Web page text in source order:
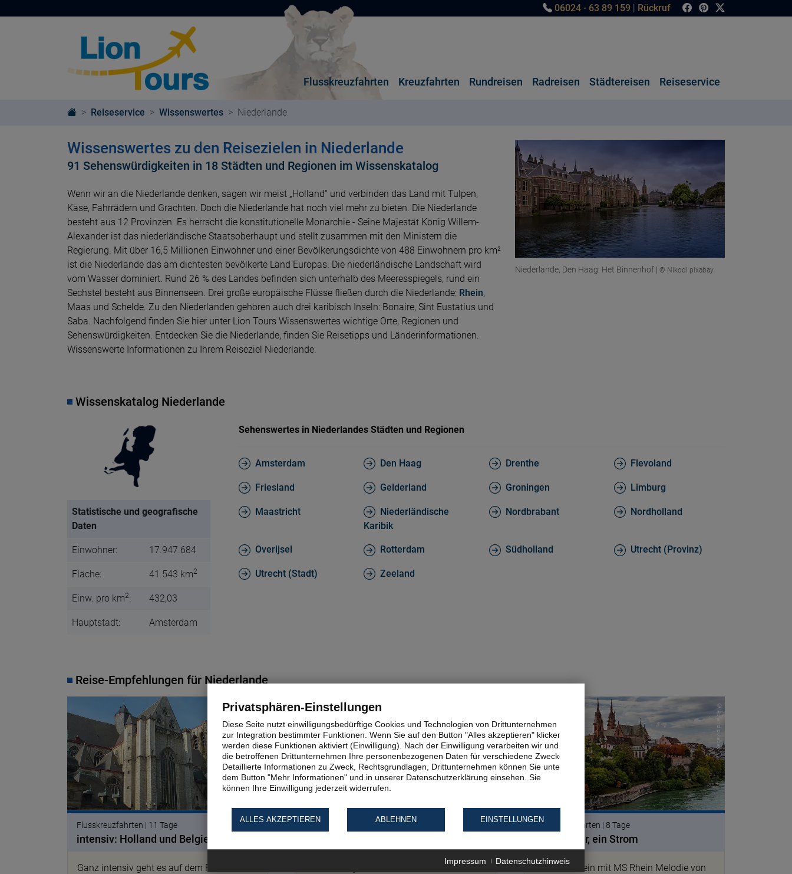
06024 - 63 89 159 | Rückruf
Flusskreuzfahrten Kreuzfahrten Rundreisen Radreisen Städtereisen Reiseservice
Reiseservice Wissenswertes Niederlande
Wissenswertes zu den Reisezielen in Niederlande
91 Sehenswürdigkeiten in 18 Städten und Regionen im Wissenskatalog
Wenn wir an die Niederlande denken, sagen wir meist „Holland“ und verbinden das Land mit Tulpen,
Käse, Fahrrädern und Grachten. Doch die Niederlande hat noch viel mehr zu bieten. Die Niederlande
besteht aus 12 Provinzen. Es herrscht die konstitutionelle Monarchie - Seine Majestät König Willem-
Alexander ist das niederländische Staatsoberhaupt und stellt zusammen mit den Ministern die
Regierung. Mit über 16,5 Millionen Einwohner und einer Bevölkerungsdichte von 488 Einwohnern pro km²
ist die Niederlande das am dichtesten bevölkerte Land Europas. Die niederländische Landschaft wird
vom Wasser dominiert. Rund 26 % des Landes befinden sich unterhalb des Meeresspiegels, rund ein
Sechstel besteht aus Binnenseen. Drei große europäische Flüsse fließen durch die Niederlande: Rhein,
Maas und Schelde. Zu den Niederlanden gehören auch drei karibisch Inseln: Bonaire, Sint Eustatius und
Saba. Nachfolgend finden Sie hier unter Lion Tours Wissenswertes wichtige Orte, Regionen und
Sehenswürdigkeiten. Entdecken Sie die Niederlande, finden Sie Reisetipps und Länderinformationen.
Wissenswerte Informationen zu Ihrem Reiseziel Niederlande.
Niederlande, Den Haag: Het Binnenhof | © Nikodi pixabay
Wissenskatalog Niederlande
Statistische und geografische
Daten
Einwohner: 17.947.684
Fläche: 41.543 km2
Einw. pro km2: 432,03
Hauptstadt: Amsterdam
Sehenswertes in Niederlandes Städten und Regionen
Amsterdam Den Haag Drenthe Flevoland
Friesland Gelderland Groningen Limburg
Maastricht
Niederländische
Karibik
Nordbrabant Nordholland
Overijsel Rotterdam Südholland Utrecht (Provinz)
Utrecht (Stadt) Zeeland
Reise-Empfehlungen für Niederlande
© Lion Tours GmbH
Flusskreuzfahrten | 11 Tage
intensiv: Holland und Belgien
Ganz intensiv geht es auf dem Rhein ab/an
© Plantours Kreuzfahrten
Flusskreuzfahrten | 7 Tage
Mit MS Lady Diletta ab/an Düsseldorf:
© Roland pixabay
Flusskreuzfahrten | 8 Tage
Vier Länder, ein Strom
Auf dem Rhein mit MS Rhein Melodie von
Privatsphären-Einstellungen
Diese Seite nutzt einwilligungsbedürftige Cookies und Technologien von Drittunternehmen
zur Integration bestimmter Funktionen. Wenn Sie auf den Button "Alles akzeptieren" klicken,
werden diese Funktionen aktiviert (Einwilligung). Nach der Einwilligung verarbeiten wir und
die betroffenen Drittunternehmen Ihre personenbezogenen Daten für verschiedene Zwecke.
Detaillierte Informationen zu Zweck, Rechtsgrundlagen, Drittunternehmen können Sie unter
dem Button "Mehr Informationen" und in unserer Datenschutzerklärung einsehen. Sie
können Ihre Einwilligung jederzeit widerrufen.
ALLES AKZEPTIEREN ABLEHNEN EINSTELLUNGEN
Impressum Datenschutzhinweis